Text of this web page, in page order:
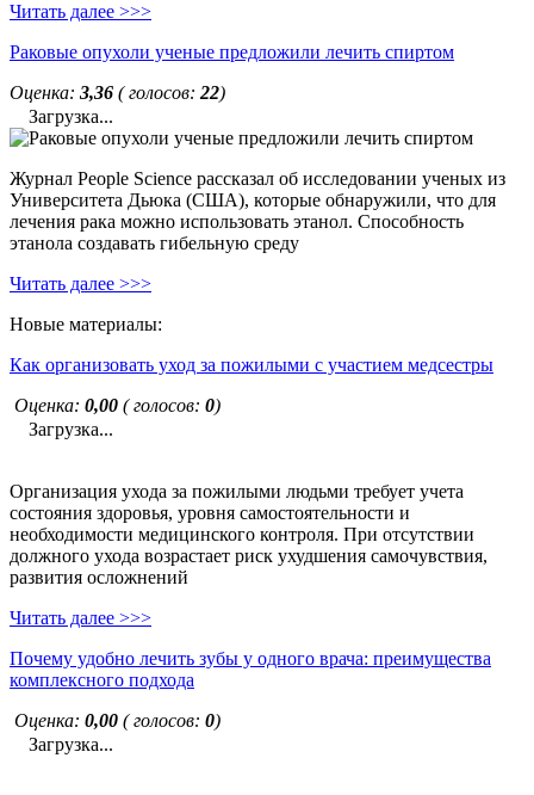
Читать далее >>>
Раковые опухоли ученые предложили лечить спиртом
Оценка: 3,36 ( голосов: 22)
Загрузка...
Журнал People Science рассказал об исследовании ученых из
Университета Дьюка (США), которые обнаружили, что для
лечения рака можно использовать этанол. Способность
этанола создавать гибельную среду
Читать далее >>>
Новые материалы:
Как организовать уход за пожилыми с участием медсестры
Оценка: 0,00 ( голосов: 0)
Загрузка...
Организация ухода за пожилыми людьми требует учета
состояния здоровья, уровня самостоятельности и
необходимости медицинского контроля. При отсутствии
должного ухода возрастает риск ухудшения самочувствия,
развития осложнений
Читать далее >>>
Почему удобно лечить зубы у одного врача: преимущества
комплексного подхода
Оценка: 0,00 ( голосов: 0)
Загрузка...